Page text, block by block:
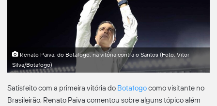
Renato Paiva, do Botafogo, na vitória contra o Santos (Foto: Vitor
Silva/Botafogo)
Satisfeito com a primeira vitória do Botafogocomo visitante no
Brasileirão, Renato Paiva comentou sobre alguns tópico além